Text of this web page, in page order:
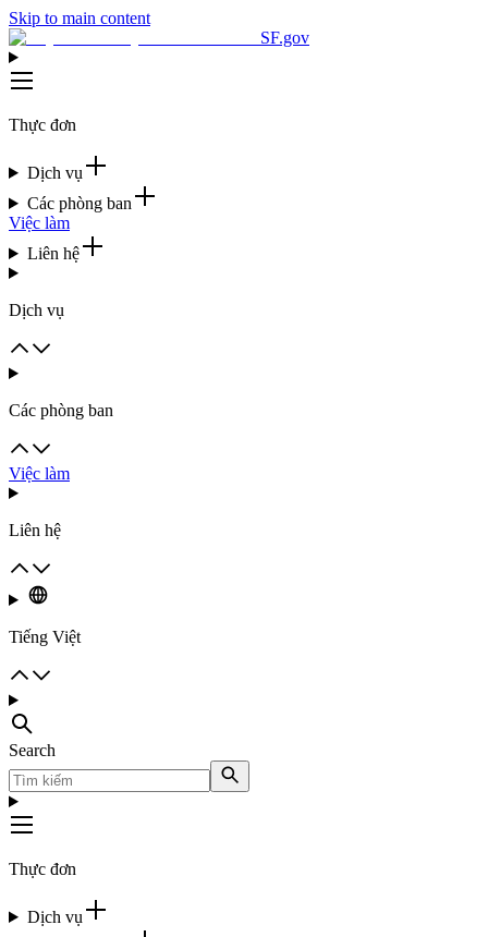
Skip to main content
SF.gov
Thực đơn
Dịch vụ
Các phòng ban
Việc làm
Liên hệ
Dịch vụ
Các phòng ban
Việc làm
Liên hệ
Tiếng Việt
Search
Thực đơn
Dịch vụ